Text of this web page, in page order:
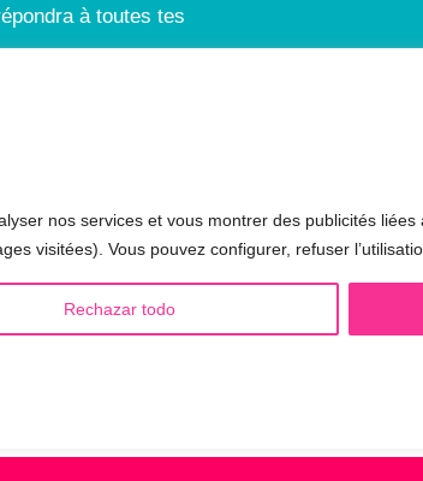
nos services et vous montrer des publicités
visitées). Vous pouvez configurer, refuser
Rechazar todo
à toutes tes
▪️ Voix virilisée par stéroïdes
▪️ Modification de l’accent
▪️ Caractérisation de la voix